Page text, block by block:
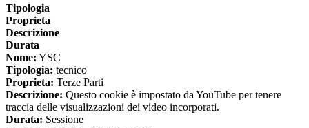
Tipologia
Proprieta
Descrizione
Durata
Nome: YSC
Tipologia: tecnico
Proprieta: Terze Parti
Descrizione: Questo cookie è impostato da YouTube per tenere
traccia delle visualizzazioni dei video incorporati.
Durata: Sessione